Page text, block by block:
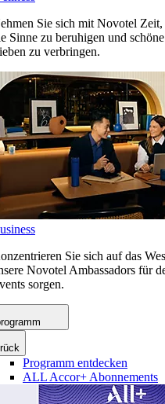
Sie sich mit Novotel Zeit,
Sinne zu beruhigen und
zu verbringen.
Sie sich auf das
Novotel Ambassadors für
sorgen.
Programm entdecken
ALL Accor+ Abonnements